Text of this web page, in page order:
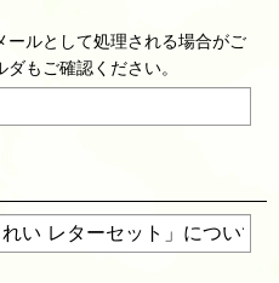
ールとして処理される場合がご
もご確認ください。